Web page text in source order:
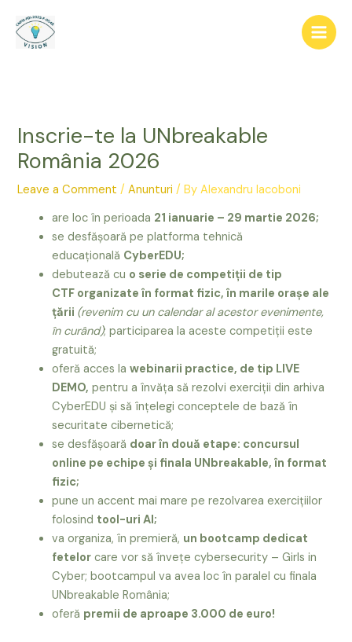
content
Inscrie-te la UNbreakable
România 2026
Leave a Comment /Anunturi / ByAlexandru Iacoboni
are loc în perioada 21 ianuarie – 29 martie 2026;
se desfășoară pe platforma tehnică
educațională CyberEDU;
debutează cu o serie de competiții de tip
CTF organizate în format fizic, în marile orașe ale
țării (revenim cu un calendar al acestor evenimente,
în curând); participarea la aceste competiții este
gratuită;
oferă acces lawebinarii practice, de tip LIVE
DEMO, pentru a învăța să rezolvi exerciții din arhiva
CyberEDU și să înțelegi conceptele de bază în
securitate cibernetică;
se desfășoară doar în două etape: concursul
online pe echipe și finala UNbreakable, în format
fizic;
pune un accent mai mare pe rezolvarea exercițiilor
folosind tool-uri AI;
va organiza, în premieră, un bootcamp dedicat
fetelor care vor să învețe cybersecurity – Girls in
Cyber; bootcampul va avea loc în paralel cu finala
UNbreakable România;
oferă premii de aproape 3.000 de euro!